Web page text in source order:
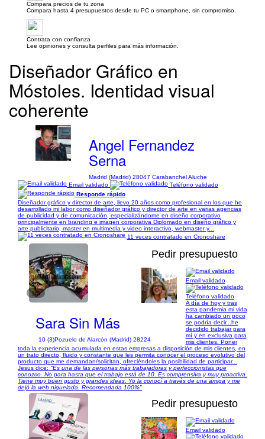
Compara precios de tu zona
Compara hasta 4 presupuestos desde tu PC o smartphone, sin compromiso.
Contrata con confianza
Lee opiniones y consulta perfiles para más información.
Diseñador Gráfico en
Móstoles. Identidad visual
coherente
Angel Fernandez
Serna
Madrid (Madrid) 28047 Carabanchel Aluche
Email validado
Teléfono validado
Responde rápido
Diseñador gráfico y director de arte, llevo 20 años como profesional en los que he
desarrollado mi labor como diseñador gráfico y director de arte en varias agencias
de publicidad y de comunicación, especializándome en diseño corporativo
principalmente en branding e imagen corporativa Diplomado en diseño gráfico y
arte publicitario, master en multimedia y video interactivo, webmaster y...
11 veces contratado en Cronoshare
1/5
Pedir presupuesto
Sara Sin Más
10 (3)Pozuelo de Alarcón (Madrid) 28224
Email validado
Teléfono validado
A día de hoy y tras
esta pandemia mi vida
ha cambiado un poco
se podría decir...he
decidido trabajar para
mí y en exclusiva para
mis clientes. Poner
toda la experiencia acumulada en estas empresas a disposición de mis clientes, en
un trato directo, fluido y constante que les permita conocer el proceso evolutivo del
producto que me demandan/solicitan, ofreciéndoles la posibilidad de participar...
Jesus dice: "Es una de las personas más trabajadoras y perfeccionistas que
conozco. No para hasta que el trabajo está de 10. Es comprensiva y muy proactiva.
Tiene muy buen gusto y grandes ideas. Yo la conocí a través de una amiga y me
dejó la web niquelada. Recomendada 100%"
Pedir presupuesto
Email validado